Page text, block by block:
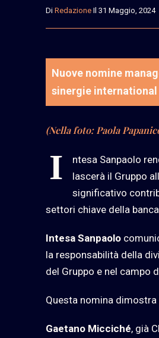
Di Redazione Il 31 Maggio, 2024
Nuove nomine
sinergie international
(Nella foto: Paola
I
ntesa Sanpaolo
lascerà il Gruppo
significativo
settori chiave della
Intesa Sanpaolo
la responsabilità della
del Gruppo e nel campo
Questa nomina
Gaetano Micciché, già